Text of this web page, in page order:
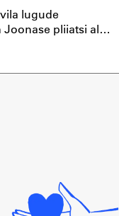
lugude
pliiatsi alt